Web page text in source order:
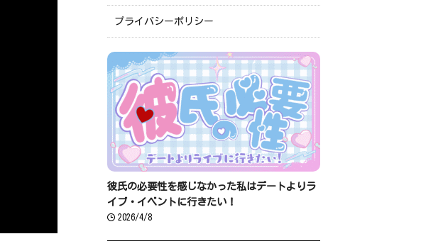
プライバシーポリシー
彼氏の必要性を感じなかった私はデートよりラ
イブ・イベントに行きたい！
2026/4/8